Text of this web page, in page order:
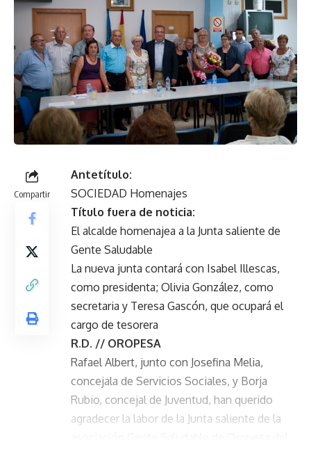
Compartir
Antetítulo:
SOCIEDAD Homenajes
Título fuera de noticia:
El alcalde homenajea a la Junta saliente de
Gente Saludable
La nueva junta contará con Isabel Illescas,
como presidenta; Olivia González, como
secretaria y Teresa Gascón, que ocupará el
cargo de tesorera
R.D. // OROPESA
Rafael Albert, junto con Josefina Melia,
concejala de Servicios Sociales, y Borja
Rubio, concejal de Juventud, han querido
agradecer la labor de la Junta saliente de la